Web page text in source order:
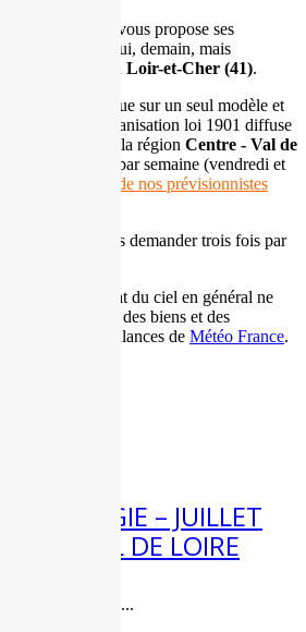
vous propose ses
pour aujourd'hui, demain, mais
Loir-et-Cher (41).
ne se basent que sur un seul modèle et
réalité. Notre organisation loi 1901 diffuse
pour la région Centre - Val de
par semaine (vendredi et
un de nos prévisionnistes
peuvent nous demander trois fois par
le temps et l'état du ciel en général ne
la protection des biens et des
vous aux vigilances de Météo France.
– JUILLET
– VAL DE LOIRE
juillet 2026 dans...